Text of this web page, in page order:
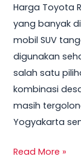
Harga Toyota
yang banyak
mobil SUV
digunakan
salah satu
kombinasi
masih
Yogyakarta
Yogyakarta
2025
Lengkap
Semua
Tipe
Read More »